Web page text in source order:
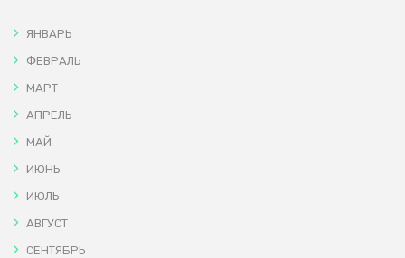
ЯНВАРЬ
ФЕВРАЛЬ
МАРТ
АПРЕЛЬ
МАЙ
ИЮНЬ
ИЮЛЬ
АВГУСТ
СЕНТЯБРЬ